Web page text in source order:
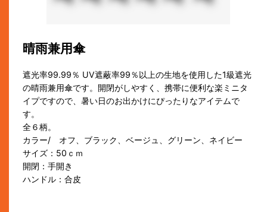
晴雨兼用傘
遮光率99.99％ UV遮蔽率99％以上の生地を使用した1級遮光
の晴雨兼用傘です。開閉がしやすく、携帯に便利な楽ミニタ
イプですので、暑い日のお出かけにぴったりなアイテムで
す。
全６柄。
カラー/ オフ、ブラック、ベージュ、グリーン、ネイビー
サイズ：50ｃｍ
開閉：手開き
ハンドル：合皮